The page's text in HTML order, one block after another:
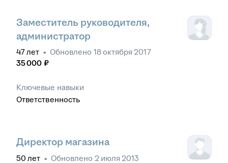
Заместитель руководителя,
администратор
47лет • Обновлено 18 октября 2017
35 000 ₽
Ключевые навыки
Ответственность
Директор магазина
50 лет • Обновлено 2 июля 2013